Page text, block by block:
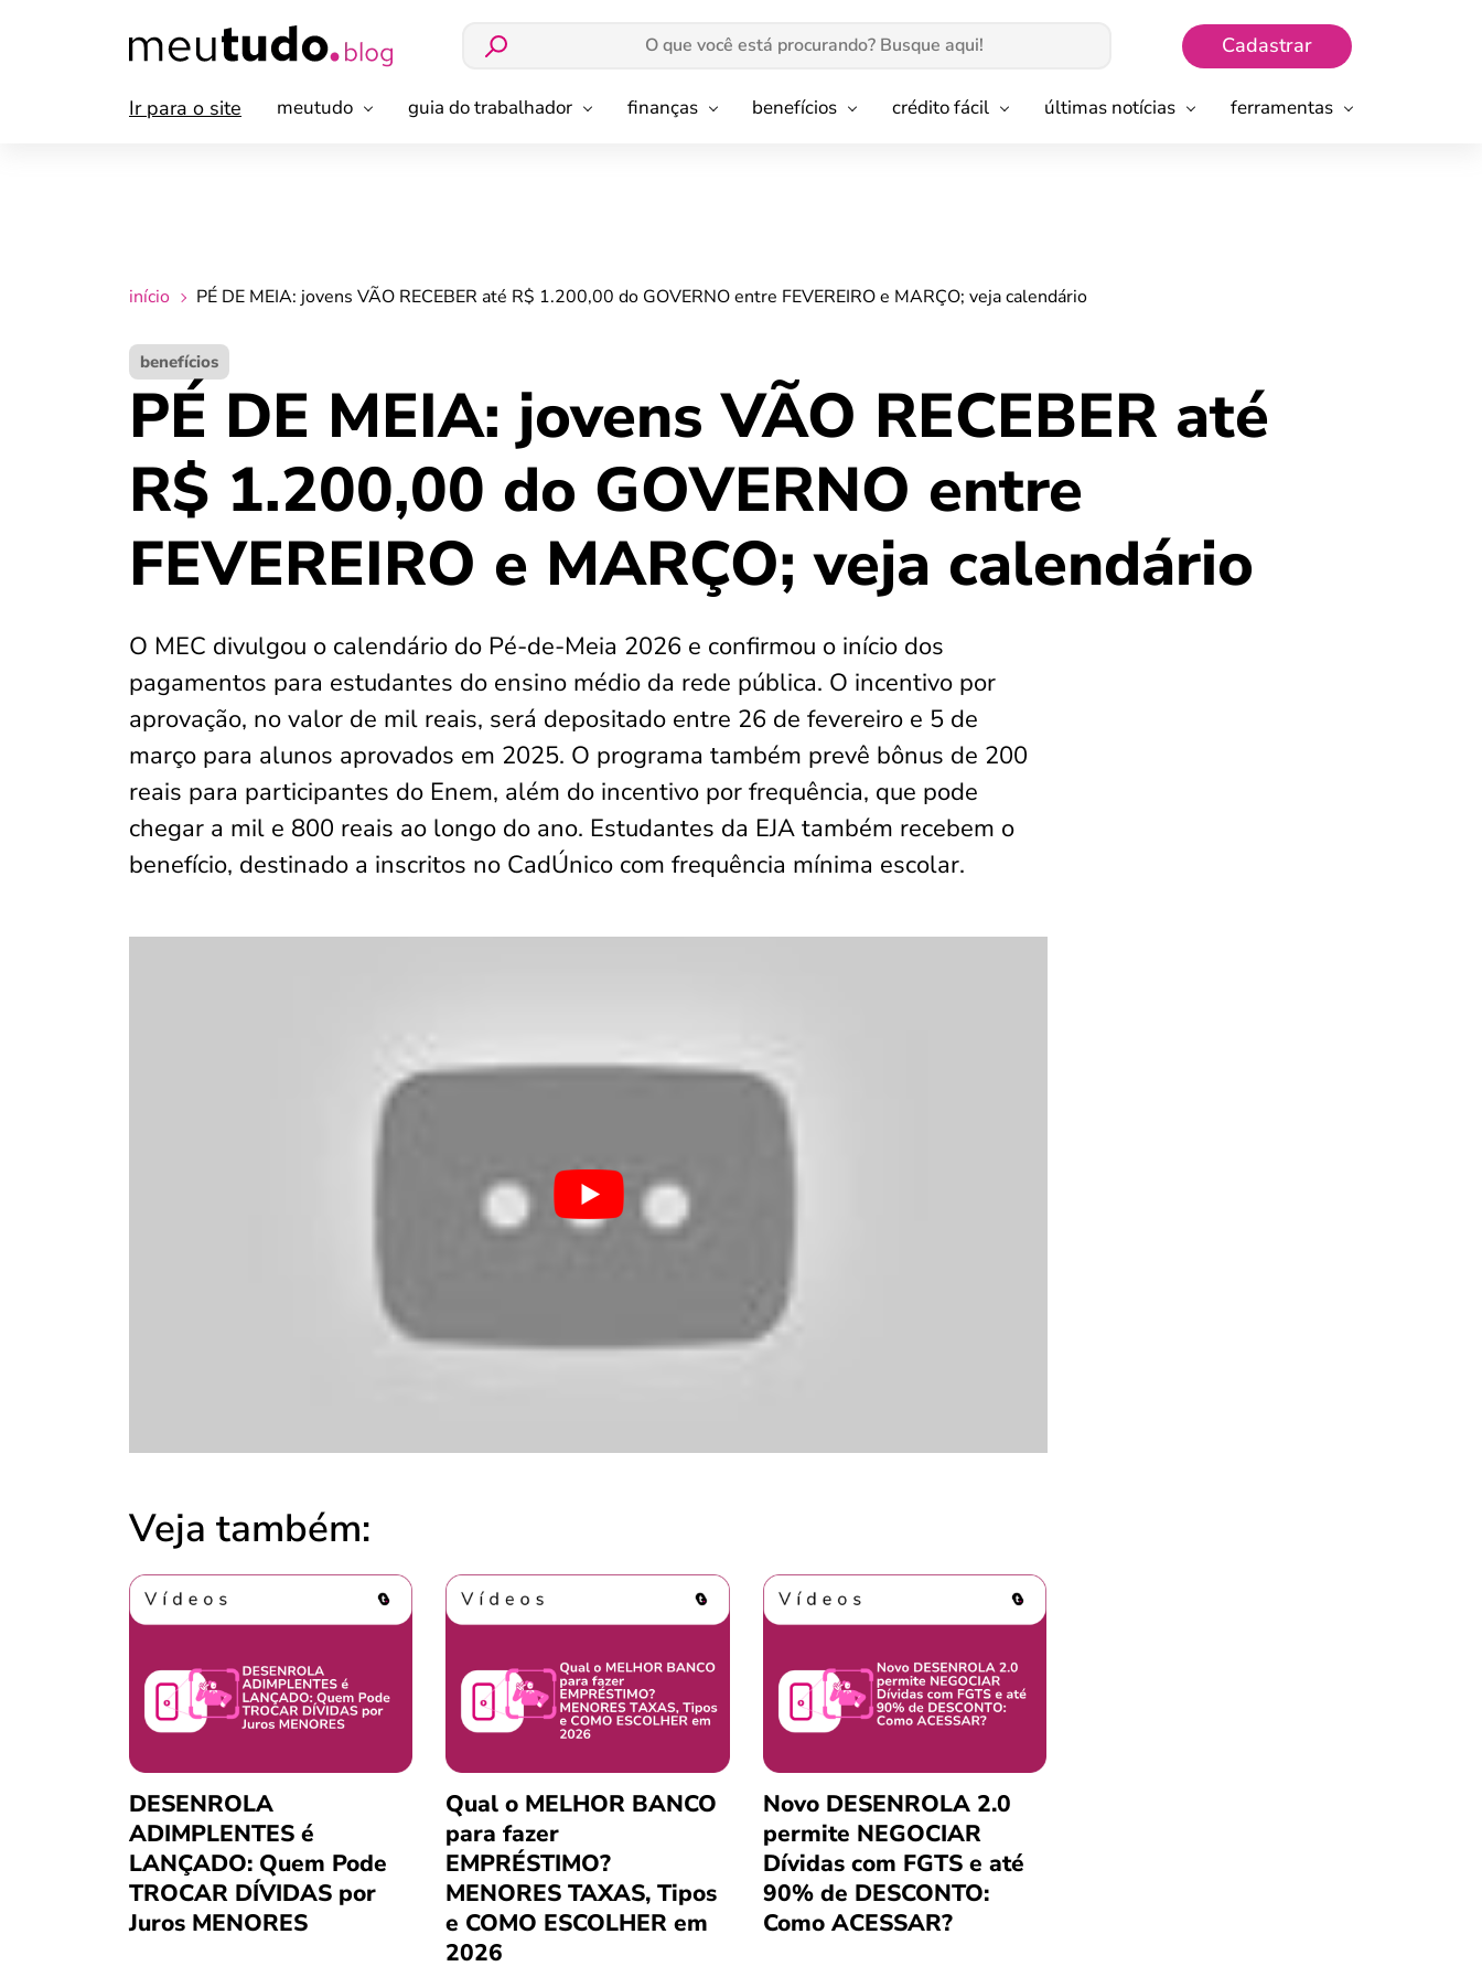
Cadastrar
Ir para o site meutudo guia do trabalhador finanças benefícios crédito fácil últimas notícias ferramentas
início PÉ DE MEIA: jovens VÃO RECEBER até R$ 1.200,00 do GOVERNO entre FEVEREIRO e MARÇO; veja calendário
benefícios
PÉ DE MEIA: jovens VÃO RECEBER até
R$ 1.200,00 do GOVERNO entre
FEVEREIRO e MARÇO; veja calendário
O MEC divulgou o calendário do Pé-de-Meia 2026 e confirmou o início dos
pagamentos para estudantes do ensino médio da rede pública. O incentivo por
aprovação, no valor de mil reais, será depositado entre 26 de fevereiro e 5 de
março para alunos aprovados em 2025. O programa também prevê bônus de 200
reais para participantes do Enem, além do incentivo por frequência, que pode
chegar a mil e 800 reais ao longo do ano. Estudantes da EJA também recebem o
benefício, destinado a inscritos no CadÚnico com frequência mínima escolar.
Veja também:
DESENROLA
ADIMPLENTES é
LANÇADO: Quem Pode
TROCAR DÍVIDAS por
Juros MENORES
Qual o MELHOR BANCO
para fazer
EMPRÉSTIMO?
MENORES TAXAS, Tipos
e COMO ESCOLHER em
2026
Novo DESENROLA 2.0
permite NEGOCIAR
Dívidas com FGTS e até
90% de DESCONTO:
Como ACESSAR?